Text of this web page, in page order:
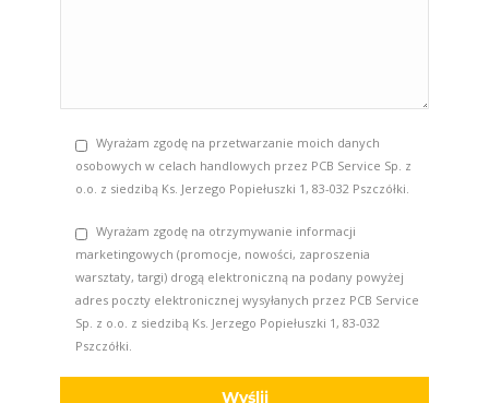
Wyrażam zgodę na przetwarzanie moich danych
osobowych w celach handlowych przez PCB Service Sp. z
o.o. z siedzibą Ks. Jerzego Popiełuszki 1, 83-032 Pszczółki.
Wyrażam zgodę na otrzymywanie informacji
marketingowych (promocje, nowości, zaproszenia
warsztaty, targi) drogą elektroniczną na podany powyżej
adres poczty elektronicznej wysyłanych przez PCB Service
Sp. z o.o. z siedzibą Ks. Jerzego Popiełuszki 1, 83-032
Pszczółki.